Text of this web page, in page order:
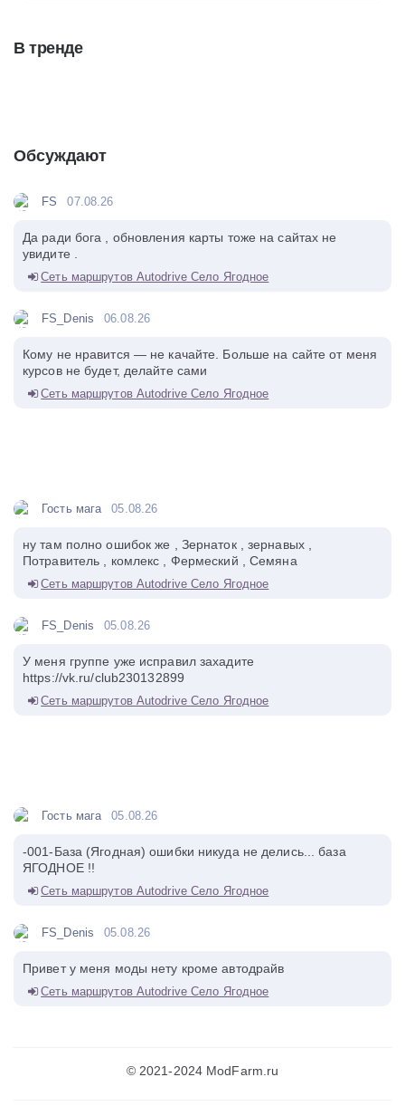
В тренде
Обсуждают
FS 07.08.26
Да ради бога , обновления карты тоже на сайтах не
увидите .
Сеть маршрутов Autodrive Село Ягодное
FS_Denis 06.08.26
Кому не нравится — не качайте. Больше на сайте от меня
курсов не будет, делайте сами
Сеть маршрутов Autodrive Село Ягодное
Гость мага 05.08.26
ну там полно ошибок же , Зернаток , зернавых ,
Потравитель , комлекс , Фермеский , Семяна
Сеть маршрутов Autodrive Село Ягодное
FS_Denis 05.08.26
У меня группе уже исправил захадите
https://vk.ru/club230132899
Сеть маршрутов Autodrive Село Ягодное
Гость мага 05.08.26
-001-База (Ягодная) ошибки никуда не делись... база
ЯГОДНОЕ !!
Сеть маршрутов Autodrive Село Ягодное
FS_Denis 05.08.26
Привет у меня моды нету кроме автодрайв
Сеть маршрутов Autodrive Село Ягодное
© 2021-2024 ModFarm.ru